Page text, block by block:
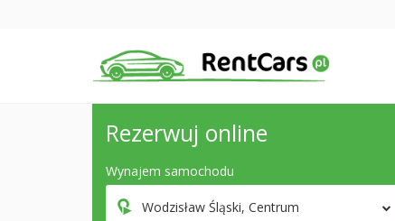
Rezerwuj online
Wynajem samochodu
Wodzisław Śląski, Centrum